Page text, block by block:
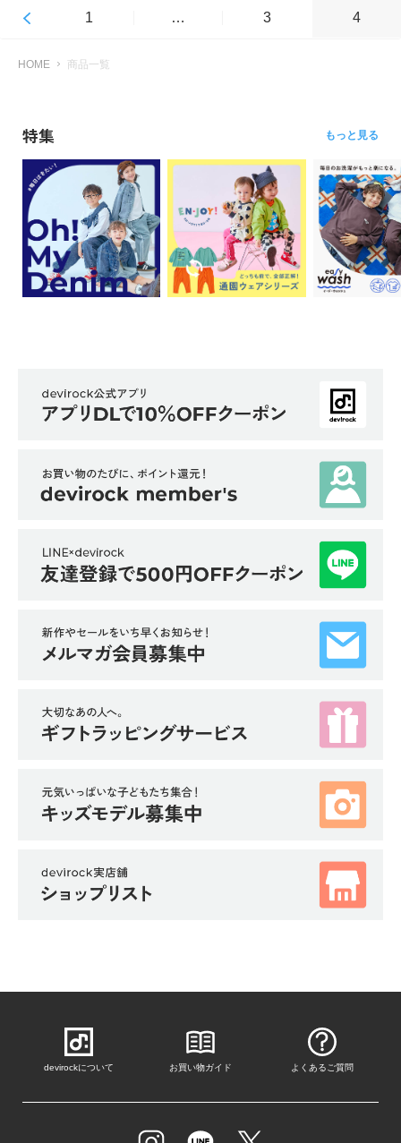
1 … 3 4
HOME 商品一覧
特集 もっと見る
devirockについて お買い物ガイド よくあるご質問